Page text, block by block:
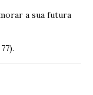
a sua futura